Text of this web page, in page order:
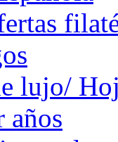
lujo/
años